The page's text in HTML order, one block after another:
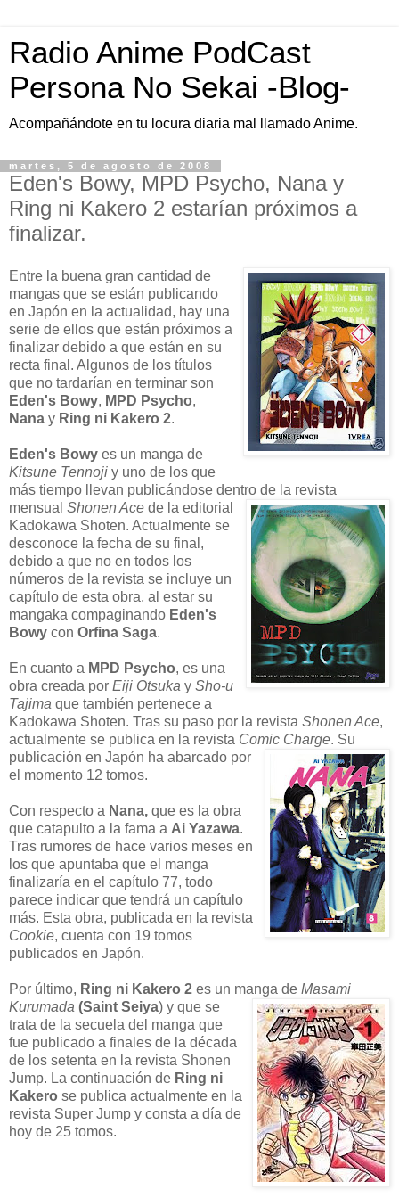
Radio Anime PodCast
Persona No Sekai -Blog-
Acompañándote en tu locura diaria mal llamado Anime.
martes, 5 de agosto de 2008
Eden's Bowy, MPD Psycho, Nana y
Ring ni Kakero 2 estarían próximos a
finalizar.
Entre la buena gran cantidad de
mangas que se están publicando
en Japón en la actualidad, hay una
serie de ellos que están próximos a
finalizar debido a que están en su
recta final. Algunos de los títulos
que no tardarían en terminar son
Eden's Bowy, MPD Psycho,
Nana y Ring ni Kakero 2.
Eden's Bowy es un manga de
Kitsune Tennoji y uno de los que
más tiempo llevan publicándose dentro de la revista
mensual Shonen Ace de la editorial
Kadokawa Shoten. Actualmente se
desconoce la fecha de su final,
debido a que no en todos los
números de la revista se incluye un
capítulo de esta obra, al estar su
mangaka compaginando Eden's
Bowy con Orfina Saga.
En cuanto a MPD Psycho, es una
obra creada por Eiji Otsuka y Sho-u
Tajima que también pertenece a
Kadokawa Shoten. Tras su paso por la revista Shonen Ace,
actualmente se publica en la revista Comic Charge. Su
publicación en Japón ha abarcado por
el momento 12 tomos.
Con respecto a Nana, que es la obra
que catapulto a la fama a Ai Yazawa.
Tras rumores de hace varios meses en
los que apuntaba que el manga
finalizaría en el capítulo 77, todo
parece indicar que tendrá un capítulo
más. Esta obra, publicada en la revista
Cookie, cuenta con 19 tomos
publicados en Japón.
Por último, Ring ni Kakero 2 es un manga de Masami
Kurumada (Saint Seiya) y que se
trata de la secuela del manga que
fue publicado a finales de la década
de los setenta en la revista Shonen
Jump. La continuación de Ring ni
Kakero se publica actualmente en la
revista Super Jump y consta a día de
hoy de 25 tomos.